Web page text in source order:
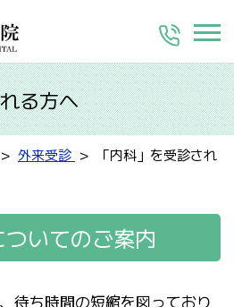
る方へ
外来受診
「内科」を受診され
いてのご案内
待ち時間の短縮を図っており